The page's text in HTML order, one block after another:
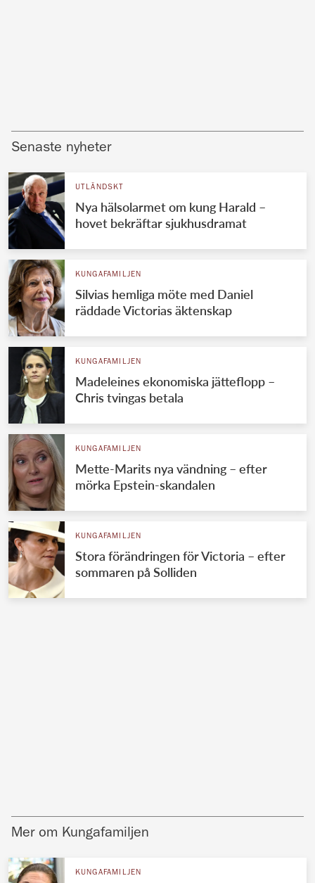
Senaste nyheter
UTLÄNDSKT
Nya hälsolarmet om kung Harald –
hovet bekräftar sjukhusdramat
KUNGAFAMILJEN
Silvias hemliga möte med Daniel
räddade Victorias äktenskap
KUNGAFAMILJEN
Madeleines ekonomiska jätteflopp –
Chris tvingas betala
KUNGAFAMILJEN
Mette-Marits nya vändning – efter
mörka Epstein-skandalen
KUNGAFAMILJEN
Stora förändringen för Victoria – efter
sommaren på Solliden
Mer om Kungafamiljen
KUNGAFAMILJEN